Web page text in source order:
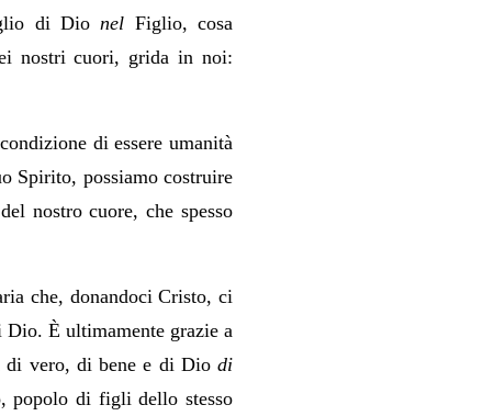
di Dionel Figlio, cosa
nostri cuori, grida in noi:
di essere umanità
Spirito, possiamo costruire
nostro cuore, che spesso
che, donandoci Cristo, ci
Dio. È ultimamente grazie a
di vero, di bene e di Dio di
popolo di figli dello stesso